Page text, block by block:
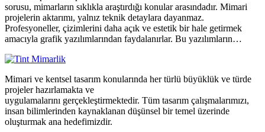
sorusu, mimarların sıklıkla araştırdığı konular arasındadır. Mimari
projelerin aktarımı, yalnız teknik detaylara dayanmaz.
Profesyoneller, çizimlerini daha açık ve estetik bir hale getirmek
amacıyla grafik yazılımlarından faydalanırlar. Bu yazılımların…
Mimari ve kentsel tasarım konularında her türlü büyüklük ve türde
projeler hazırlamakta ve
uygulamalarını gerçekleştirmektedir. Tüm tasarım çalışmalarımızı,
insan bilimlerinden kaynaklanan düşünsel bir temel üzerinde
oluşturmak ana hedefimizdir.